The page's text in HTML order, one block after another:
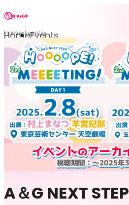
HomeEvents
Home Events
A＆G NEXT STEP